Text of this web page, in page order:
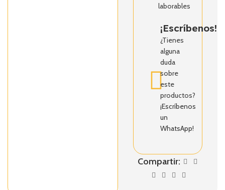
laborables
¡Escríbenos!
¿Tienes
alguna
duda
sobre
este
productos?
¡Escríbenos
un
WhatsApp!
Compartir: